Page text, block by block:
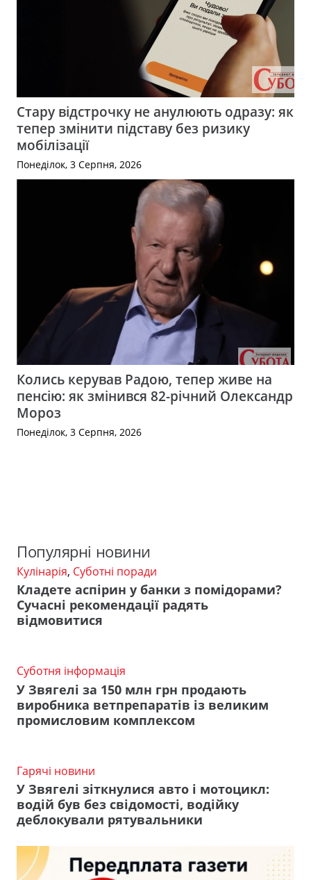
Стару відстрочку не анулюють одразу: як
тепер змінити підставу без ризику
мобілізації
Понеділок, 3 Серпня, 2026
Колись керував Радою, тепер живе на
пенсію: як змінився 82-річний Олександр
Мороз
Понеділок, 3 Серпня, 2026
Популярні новини
Кулінарія, Суботні поради
Кладете аспірин у банки з помідорами?
Сучасні рекомендації радять
відмовитися
Суботня інформація
У Звягелі за 150 млн грн продають
виробника ветпрепаратів із великим
промисловим комплексом
Гарячі новини
У Звягелі зіткнулися авто і мотоцикл:
водій був без свідомості, водійку
деблокували рятувальники